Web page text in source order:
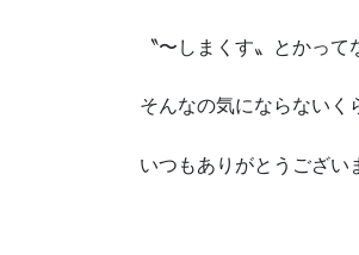
〝〜しまくす〟とかっ
そんなの気にならないく
いつもありがとうござい